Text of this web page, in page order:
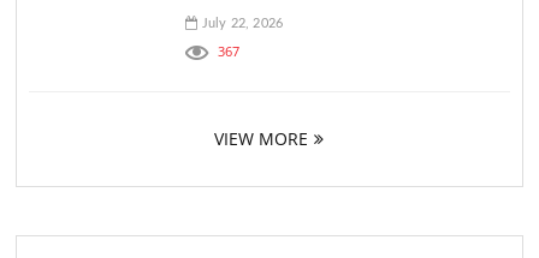
July 22, 2026
367
VIEW MORE